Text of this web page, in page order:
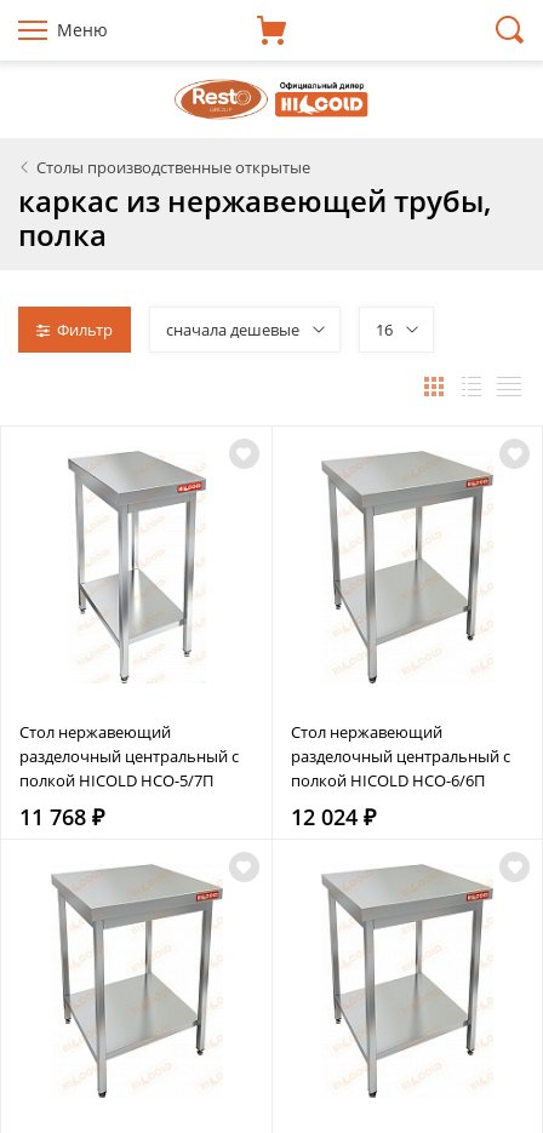
Меню
Столы производственные открытые
каркас из нержавеющей трубы,
полка
Фильтр сначала дешевые 16
Стол нержавеющий
разделочный центральный с
полкой HICOLD НСО-5/7П
11 768 ₽
Стол нержавеющий
разделочный центральный с
полкой HICOLD НСО-6/6П
12 024 ₽